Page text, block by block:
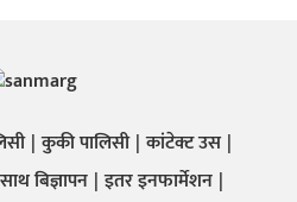
कुकी पालिसी कांटेक्ट उस
बिज्ञापन इतर इनफार्मेशन